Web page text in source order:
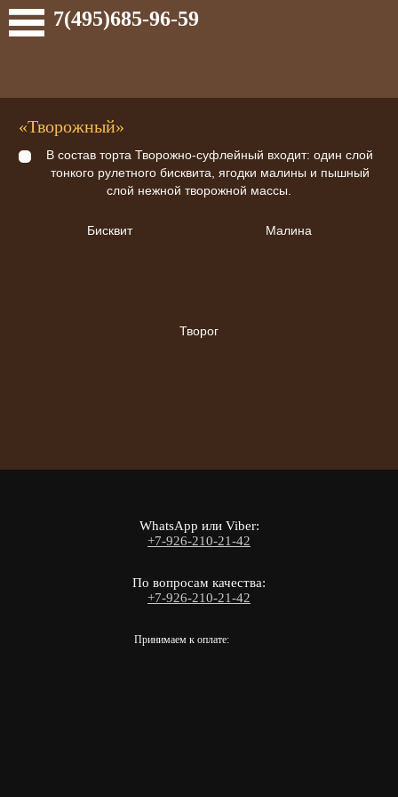
7(495)685-96-59
«Творожный»
В состав торта Творожно-суфлейный входит: один слой
тонкого рулетного бисквита, ягодки малины и пышный
слой нежной творожной массы.
Бисквит Малина
Творог
WhatsApp или Viber:
+7-926-210-21-42
По вопросам качества:
+7-926-210-21-42
Принимаем к оплате: